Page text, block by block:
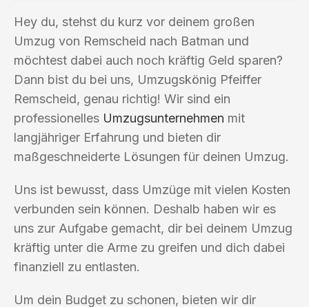
Hey du, stehst du kurz vor deinem großen
Umzug von Remscheid nach Batman und
möchtest dabei auch noch kräftig Geld sparen?
Dann bist du bei uns, Umzugskönig Pfeiffer
Remscheid, genau richtig! Wir sind ein
professionelles Umzugsunternehmen mit
langjähriger Erfahrung und bieten dir
maßgeschneiderte Lösungen für deinen Umzug.
Uns ist bewusst, dass Umzüge mit vielen Kosten
verbunden sein können. Deshalb haben wir es
uns zur Aufgabe gemacht, dir bei deinem Umzug
kräftig unter die Arme zu greifen und dich dabei
finanziell zu entlasten.
Um dein Budget zu schonen, bieten wir dir